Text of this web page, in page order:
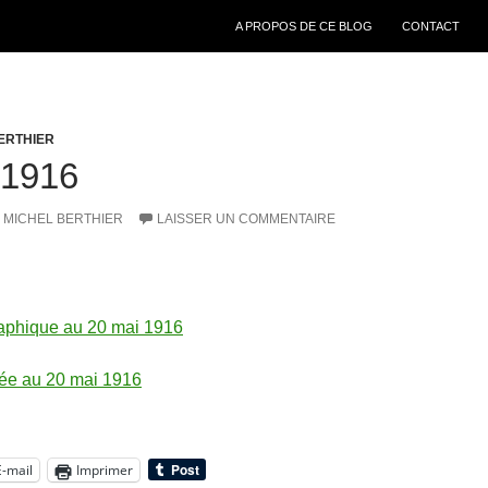
A PROPOS DE CE BLOG
CONTACT
MICHEL BERTHIER LAISSER UN COMMENTAIRE
au 20 mai 1916
au 20 mai 1916
mail Imprimer